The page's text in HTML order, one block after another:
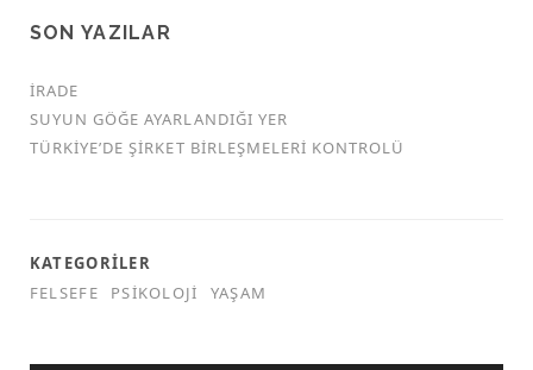
SON YAZILAR
İRADE
SUYUN GÖĞE AYARLANDIĞI YER
TÜRKİYE’DE ŞİRKET BİRLEŞMELERİ KONTROLÜ
KATEGORILER
FELSEFE
PSIKOLOJI YAŞAM